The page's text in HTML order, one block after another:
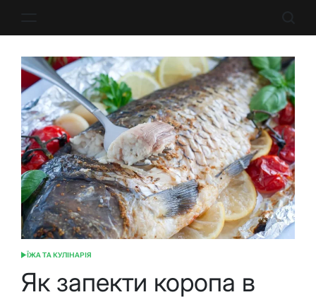
ОПУБЛІКУВАТИ
ЇЖА ТА КУЛІНАРІЯ
Як запекти коропа в